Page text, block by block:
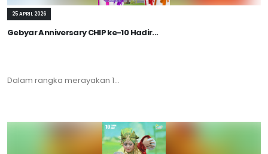
25 APRIL 2026
Gebyar Anniversary CHIP ke-10 Hadir...
Dalam rangka merayakan 1...